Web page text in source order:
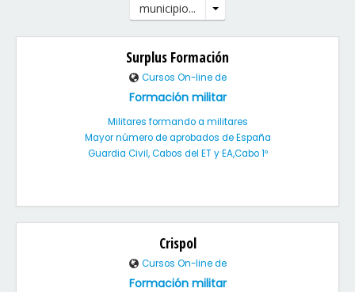
municipio...
Surplus Formación
Cursos On-line de
Formación militar
Militares formando a militares
Mayor número de aprobados de España
Guardia Civil, Cabos del ET y EA,Cabo 1º
Crispol
Cursos On-line de
Formación militar